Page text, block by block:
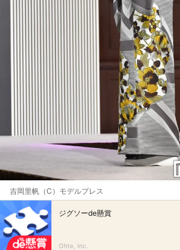
吉岡里帆（C）モデルプレス
ジグソーde懸賞
Ohte, Inc.